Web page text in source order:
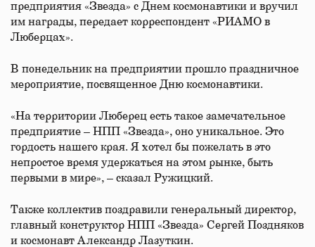
предприятия «Звезда» с Днем космонавтики и вручил
им награды, передает корреспондент «РИАМО в
Люберцах».
В понедельник на предприятии прошло праздничное
мероприятие, посвященное Дню космонавтики.
«На территории Люберец есть такое замечательное
предприятие – НПП «Звезда», оно уникальное. Это
гордость нашего края. Я хотел бы пожелать в это
непростое время удержаться на этом рынке, быть
первыми в мире», – сказал Ружицкий.
Также коллектив поздравили генеральный директор,
главный конструктор НПП «Звезда» Сергей Поздняков
и космонавт Александр Лазуткин.